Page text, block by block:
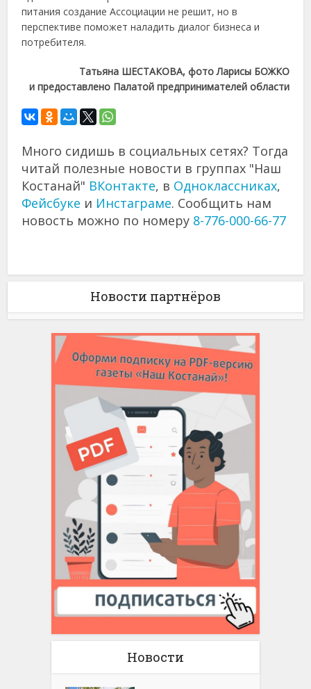
питания создание Ассоциации не решит, но в
перспективе поможет наладить диалог бизнеса и
потребителя.
Татьяна ШЕСТАКОВА, фото Ларисы БОЖКО
и предоставлено Палатой предпринимателей области
Много сидишь в социальных сетях? Тогда
читай полезные новости в группах "Наш
Костанай" ВКонтакте, в Одноклассниках,
Фейсбуке и Инстаграме. Сообщить нам
новость можно по номеру 8-776-000-66-77
Новости партнёров
Новости